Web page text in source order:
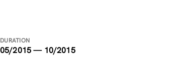
DURATION
05/2015 — 10/2015